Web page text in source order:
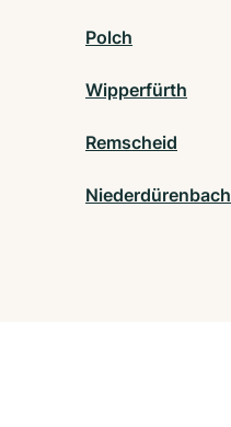
Polch
Wipperfürth
Remscheid
Niederdürenbach